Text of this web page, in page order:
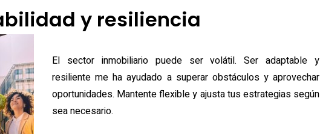
y resiliencia
El sector inmobiliario puede ser volátil. Ser adaptable y
resiliente me ha ayudado a superar obstáculos y aprovechar
oportunidades. Mantente flexible y ajusta tus estrategias según
sea necesario.